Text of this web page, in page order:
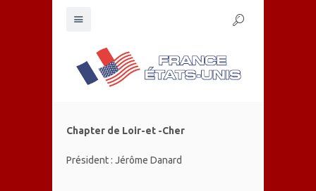
Chapter de Loir-et -Cher
Président : Jérôme Danard